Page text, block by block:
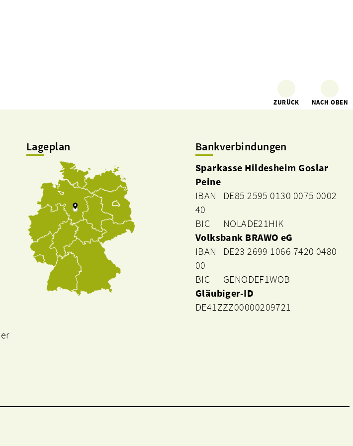
ZURÜCK NACH OBEN
Lageplan Bankverbindungen
Sparkasse Hildesheim Goslar
Peine
IBAN DE85 2595 0130 0075 0002
40
BIC NOLADE21HIK
Volksbank BRAWO eG
IBAN DE23 2699 1066 7420 0480
00
BIC GENODEF1WOB
Gläubiger-ID
DE41ZZZ00000209721